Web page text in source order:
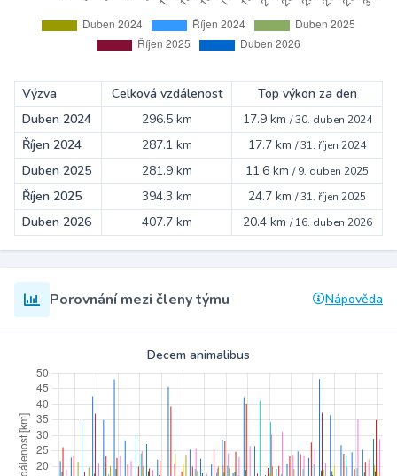
Výzva Celková vzdálenost
Top výkon za den
Duben 2024
296.5 km 17.9 km /30. duben 2024
Říjen 2024 287.1 km 17.7 km /31. říjen 2024
Duben 2025 281.9 km 11.6 km /9. duben 2025
Říjen 2025 394.3 km 24.7 km /31. říjen 2025
Duben 2026 407.7 km 20.4 km /16. duben 2026
Porovnání mezi členy týmu Nápověda
Decem animalibus